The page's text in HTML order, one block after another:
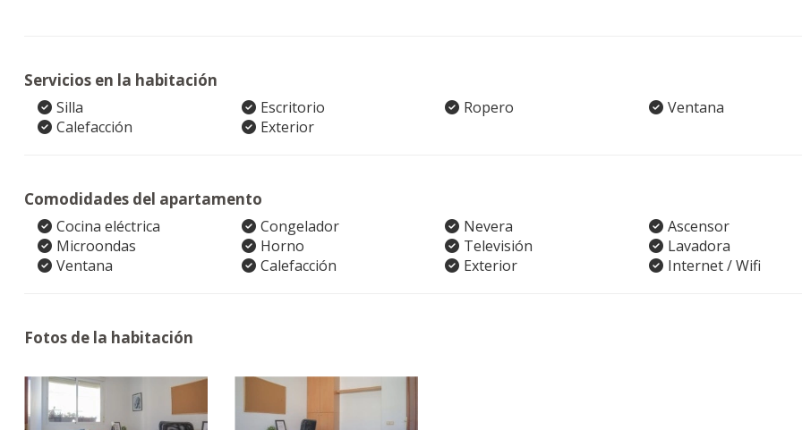
Servicios en la habitación
Silla Escritorio Ropero
Ventana
Calefacción
Exterior
Comodidades del apartamento
Cocina eléctrica Congelador Nevera
Ascensor
Microondas
Horno Televisión
Lavadora
Ventana
Calefacción Exterior Internet / Wifi
Fotos de la habitación